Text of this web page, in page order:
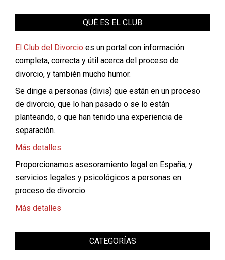
QUÉ ES EL CLUB
El Club del Divorcio es un portal con información
completa, correcta y útil acerca del proceso de
divorcio, y también mucho humor.
Se dirige a personas (divis) que están en un proceso
de divorcio, que lo han pasado o se lo están
planteando, o que han tenido una experiencia de
separación.
Más detalles
Proporcionamos asesoramiento legal en España, y
servicios legales y psicológicos a personas en
proceso de divorcio.
Más detalles
CATEGORÍAS